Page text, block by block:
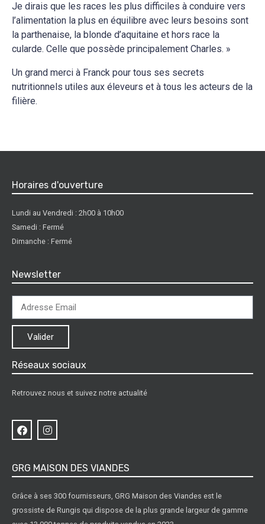
Je dirais que les races les plus difficiles à conduire vers
l’alimentation la plus en équilibre avec leurs besoins sont
la parthenaise, la blonde d’aquitaine et hors race la
cularde. Celle que possède principalement Charles. »
Un grand merci à Franck pour tous ses secrets
nutritionnels utiles aux éleveurs et à tous les acteurs de la
filière.
Horaires d'ouverture
Lundi au Vendredi : 2h00 à 10h00
Samedi : Fermé
Dimanche : Fermé
Newsletter
Valider
Réseaux sociaux
Retrouvez nous et suivez notre actualité
GRG MAISON DES VIANDES
Grâce à ses 300 fournisseurs, GRG Maison des Viandes est le
grossiste de Rungis qui dispose de la plus grande largeur de gamme